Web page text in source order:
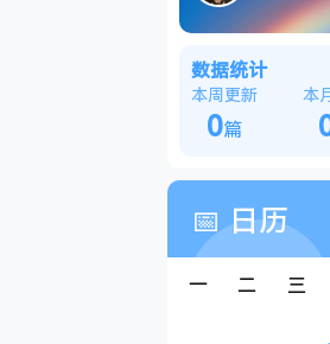
数据统计
本周更新
0篇
本
📅 日历
一 二 三